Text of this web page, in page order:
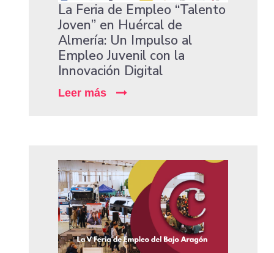
La Feria de Empleo “Talento
Joven” en Huércal de
Almería: Un Impulso al
Empleo Juvenil con la
Innovación Digital
Leer más